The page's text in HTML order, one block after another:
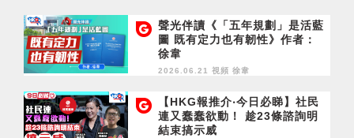
聲光伴讀《「五年規劃」是活藍
圖 既有定力也有韌性》作者：
徐韋
2026.06.21 視頻 徐韋
【HKG報推介‧今日必睇】社民
連又蠢蠢欲動！ 趁23條諮詢明
結束搞示威